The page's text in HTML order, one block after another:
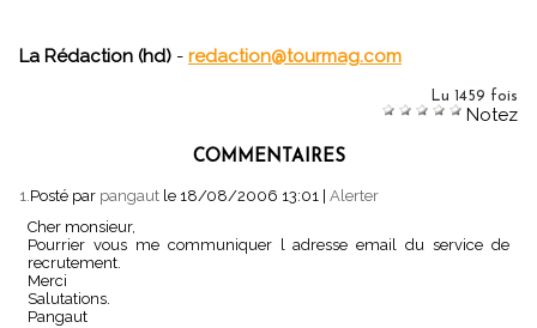
La Rédaction (hd) - redaction@tourmag.com
Lu 1459 fois
Notez
COMMENTAIRES
1. Posté par pangaut le 18/08/2006 13:01 | Alerter
Cher monsieur,
Pourrier vous me communiquer l adresse email du service de
recrutement.
Merci
Salutations.
Pangaut